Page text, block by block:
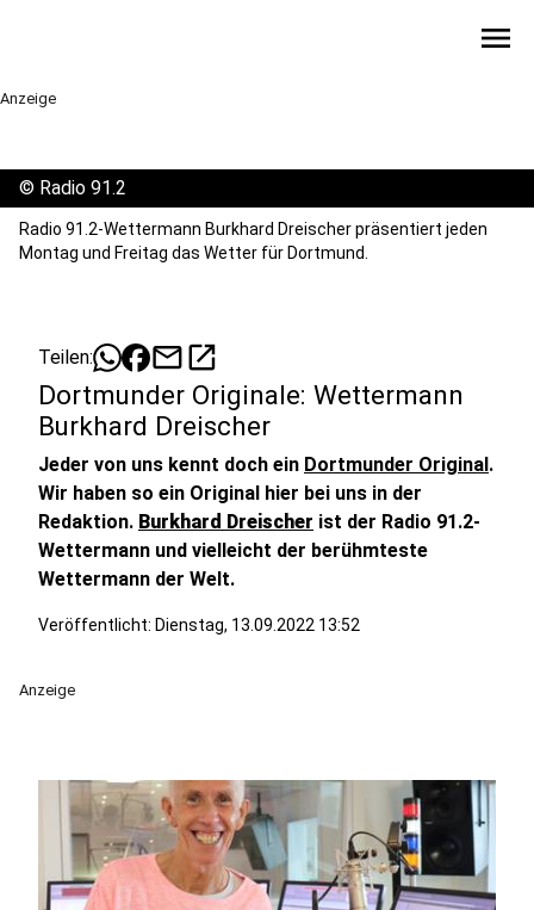
menu
Anzeige
© Radio 91.2
Radio 91.2-Wettermann Burkhard Dreischer präsentiert jeden
Montag und Freitag das Wetter für Dortmund.
Teilen: mailopen_in_new
Dortmunder Originale: Wettermann
Burkhard Dreischer
Jeder von uns kennt doch ein Dortmunder Original.
Wir haben so ein Original hier bei uns in der
Redaktion. Burkhard Dreischer ist der Radio 91.2-
Wettermann und vielleicht der berühmteste
Wettermann der Welt.
Veröffentlicht: Dienstag, 13.09.2022 13:52
Anzeige